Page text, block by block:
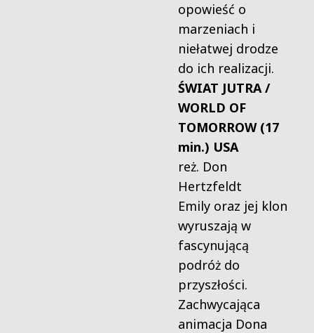
opowieść o
marzeniach i
niełatwej drodze
do ich realizacji.
ŚWIAT JUTRA /
WORLD OF
TOMORROW (17
min.) USA
reż. Don
Hertzfeldt
Emily oraz jej klon
wyruszają w
fascynującą
podróż do
przyszłości.
Zachwycająca
animacja Dona